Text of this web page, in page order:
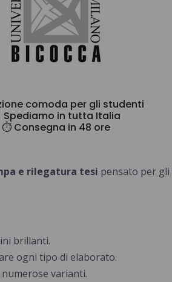
comoda per gli studenti
Spediamo in tutta Italia
⏱️ Consegna in 48 ore
e rilegatura tesi pensato per
brillanti.
ogni tipo di elaborato.
varianti.